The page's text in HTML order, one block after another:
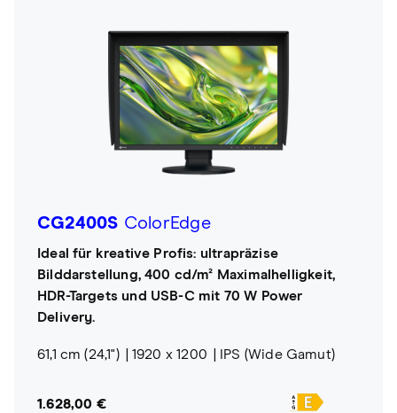
CG2400S ColorEdge
Ideal für kreative Profis: ultrapräzise
Bilddarstellung, 400 cd/m² Maximalhelligkeit,
HDR-Targets und USB-C mit 70 W Power
Delivery.
61,1 cm (24,1") 1920 x 1200 IPS (Wide Gamut)
1.628,00 €